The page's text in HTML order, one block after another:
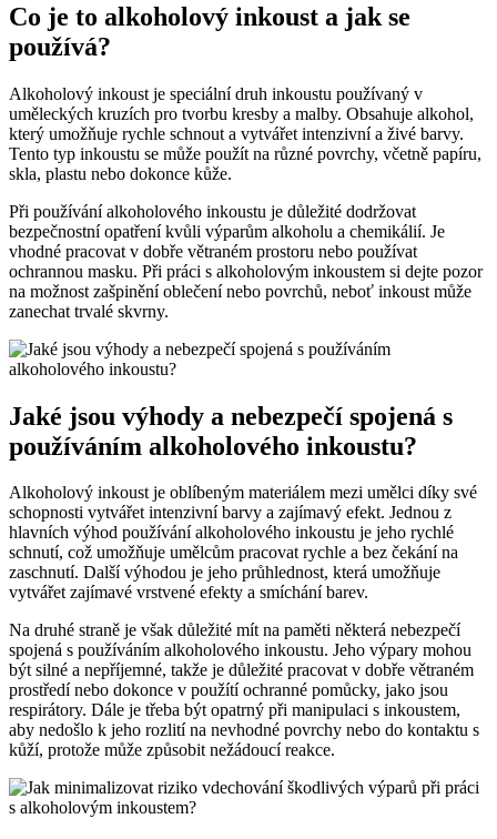
Co je to alkoholový inkoust a jak se
používá?
Alkoholový inkoust je speciální druh inkoustu používaný v
uměleckých kruzích pro tvorbu kresby a malby. Obsahuje alkohol,
který umožňuje rychle schnout a vytvářet intenzivní a živé barvy.
Tento typ inkoustu se může použít na různé povrchy, včetně papíru,
skla, plastu nebo dokonce kůže.
Při používání alkoholového inkoustu je důležité dodržovat
bezpečnostní opatření kvůli výparům alkoholu a chemikálií. Je
vhodné pracovat v dobře větraném prostoru nebo používat
ochrannou masku. Při práci s alkoholovým inkoustem si dejte pozor
na možnost zašpinění oblečení nebo povrchů, neboť inkoust může
zanechat trvalé skvrny.
Jaké jsou výhody a nebezpečí spojená s
používáním alkoholového inkoustu?
Alkoholový inkoust je oblíbeným materiálem mezi umělci díky své
schopnosti vytvářet intenzivní barvy a zajímavý efekt. Jednou z
hlavních výhod používání alkoholového inkoustu je jeho rychlé
schnutí, což umožňuje umělcům pracovat rychle a bez čekání na
zaschnutí. Další výhodou je jeho průhlednost, která umožňuje
vytvářet zajímavé vrstvené efekty a smíchání barev.
Na druhé straně je však důležité mít na paměti některá nebezpečí
spojená s používáním alkoholového inkoustu. Jeho výpary mohou
být silné a nepříjemné, takže je důležité pracovat v dobře větraném
prostředí nebo dokonce v použítí ochranné pomůcky, jako jsou
respirátory. Dále je třeba být opatrný při manipulaci s inkoustem,
aby nedošlo k jeho rozlití na nevhodné povrchy nebo do kontaktu s
kůží, protože může způsobit nežádoucí reakce.